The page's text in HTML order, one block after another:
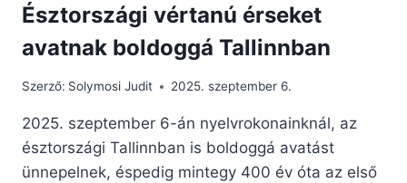
Észtországi vértanú érseket
avatnak boldoggá Tallinnban
Szerző: Solymosi Judit 2025. szeptember 6.
2025. szeptember 6-án nyelvrokonainknál, az
észtországi Tallinnban is boldoggá avatást
ünnepelnek, éspedig mintegy 400 év óta az első